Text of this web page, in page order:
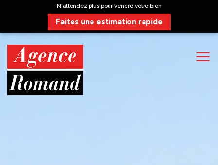
N'attendez plus pour vendre votre bien
Faites une estimation rapide